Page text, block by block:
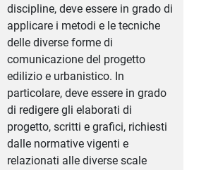
discipline, deve essere in grado di
applicare i metodi e le tecniche
delle diverse forme di
comunicazione del progetto
edilizio e urbanistico. In
particolare, deve essere in grado
di redigere gli elaborati di
progetto, scritti e grafici, richiesti
dalle normative vigenti e
relazionati alle diverse scale